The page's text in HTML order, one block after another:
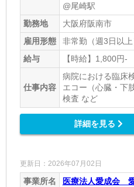
@尾崎駅
勤務地
大阪府阪南市
雇用形態
非常勤（週3日以上
給与
【時給】1,800円-
仕事内容
病院における臨床
エコー（心臓・下
検査 など
詳細を見る
更新日：2026年07月02日
事業所名 医療法人愛成会